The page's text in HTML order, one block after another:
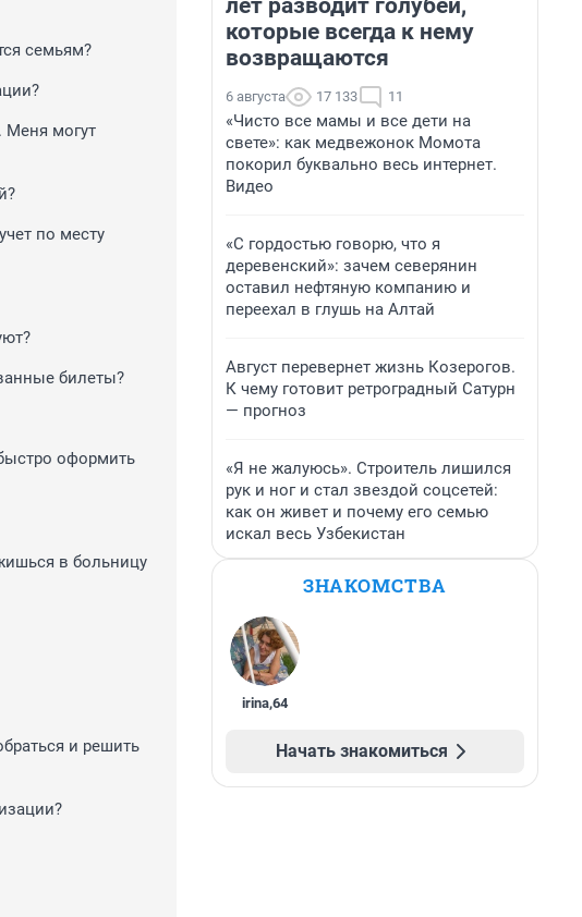
семьям?
Меня могут
по месту
билеты?
оформить
в больницу
и решить
лет разводит голубей,
которые всегда к нему
возвращаются
6 августа 17 133 11
«Чисто все мамы и все дети на
свете»: как медвежонок Момота
покорил буквально весь интернет.
Видео
«С гордостью говорю, что я
деревенский»: зачем северянин
оставил нефтяную компанию и
переехал в глушь на Алтай
Август перевернет жизнь Козерогов.
К чему готовит ретроградный Сатурн
— прогноз
«Я не жалуюсь». Строитель лишился
рук и ног и стал звездой соцсетей:
как он живет и почему его семью
искал весь Узбекистан
ЗНАКОМСТВА
irina,64
Начать знакомиться